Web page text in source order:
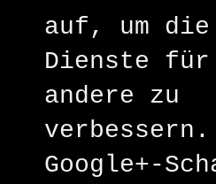
auf, um die
Dienste für
andere zu
verbessern.
Google+-